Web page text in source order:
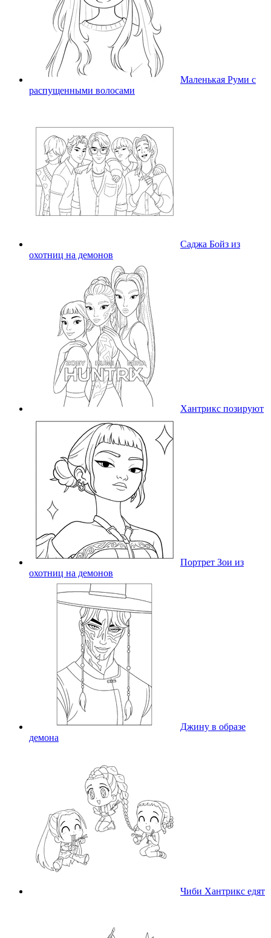
Маленькая Руми с
распущенными волосами
Саджа Бойз из
охотниц на демонов
Хантрикс позируют
Портрет Зои из
охотниц на демонов
Джину в образе
демона
Чиби Хантрикс едят